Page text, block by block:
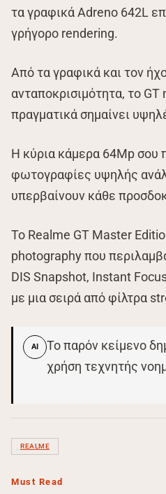
τα γραφικά Adreno 642L
γρήγορο rendering.
Από τα γραφικά και τον
ανταποκρισιμότητα, το GT
πραγματικά σημαίνει
Η κύρια κάμερα 64Mp σου
φωτογραφίες υψηλής
υπερβαίνουν κάθε
Το Realme GT Master
photography που
DIS Snapshot, Instant
με μια σειρά από φίλτρα
AI
Το παρόν κείμενο
χρήση τεχνητής
REALME
Must Read